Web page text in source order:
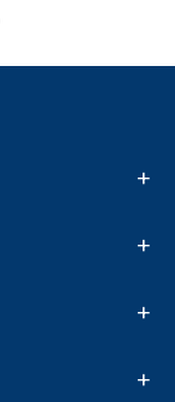
+
+
+
+